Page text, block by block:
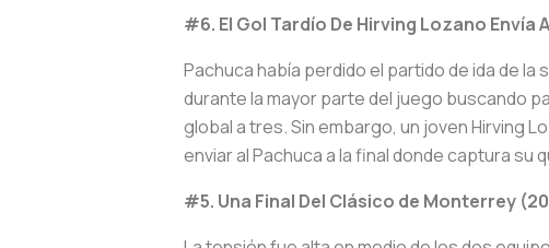
#6. El Gol Tardío De Hirving Lozano Envía
Pachuca había perdido el partido de ida de la
durante la mayor parte del juego buscando
global a tres. Sin embargo, un joven Hirving
enviar al Pachuca a la final donde captura su
#5. Una Final Del Clásico de Monterrey